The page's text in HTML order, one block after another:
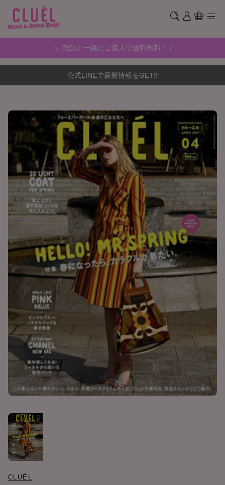
＼ 雑誌と一緒にご購入で送料無料！ /
公式LINEで最新情報をGET!!
CLUÉL